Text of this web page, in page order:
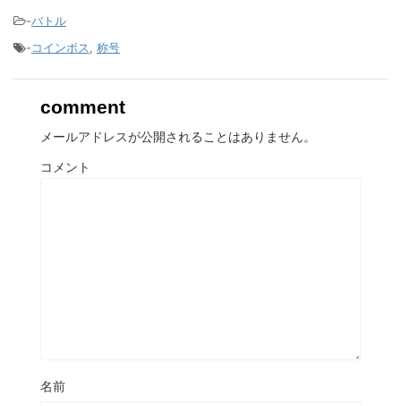
-バトル
-コインボス, 称号
comment
メールアドレスが公開されることはありません。
コメント
名前